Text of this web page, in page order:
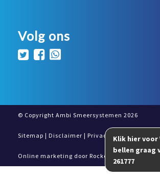
Volg ons
© Copyright Ambi Smeersystemen 2026
Sitemap | Disclaimer | Privacy- en
Online marketing door Rocket Marketing